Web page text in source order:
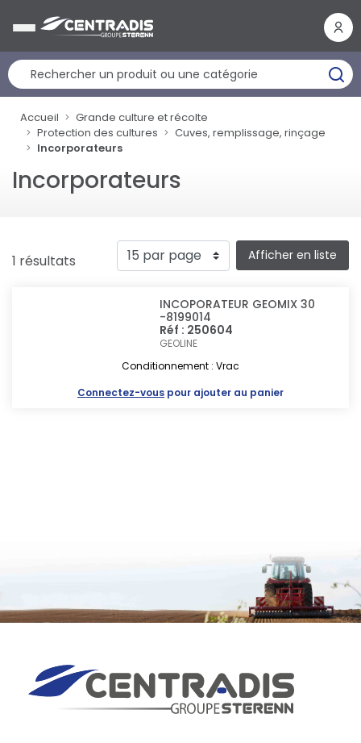
Accueil
Grande culture et récolte
Protection des cultures
Cuves, remplissage, rinçage
Incorporateurs
Incorporateurs
1 résultats Afficher en liste
INCOPORATEUR GEOMIX 30
-8199014
Réf : 250604
GEOLINE
Conditionnement : Vrac
Connectez-vous pour ajouter au panier